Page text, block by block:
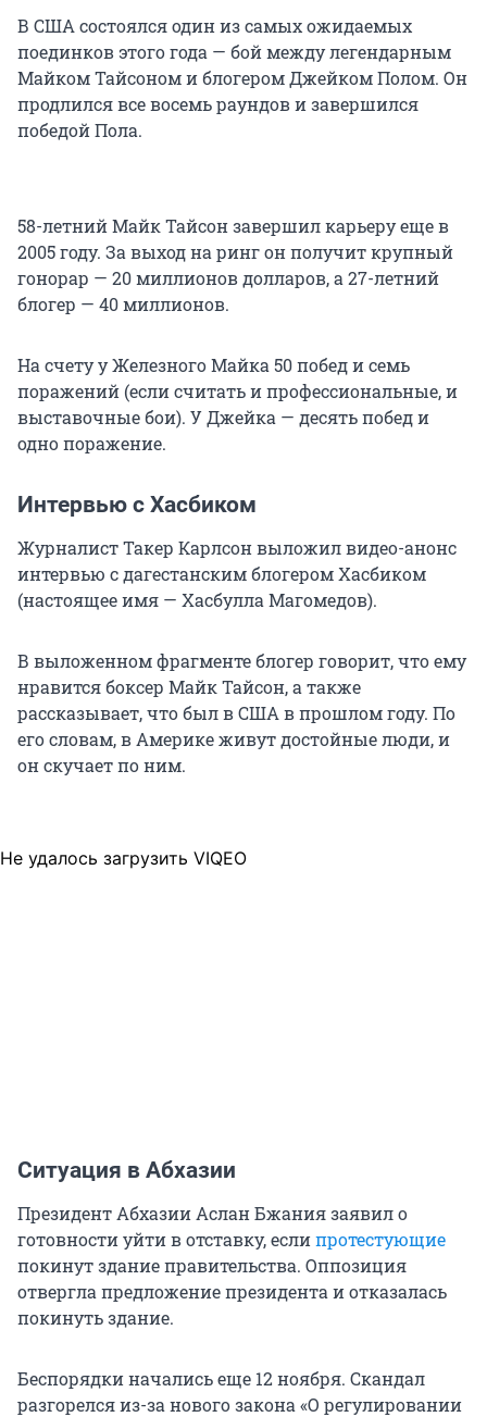
В США состоялся один из самых ожидаемых
поединков этого года — бой между легендарным
Майком Тайсоном и блогером Джейком Полом. Он
продлился все восемь раундов и завершился
победой Пола.
58-летний Майк Тайсон завершил карьеру еще в
2005 году. За выход на ринг он получит крупный
гонорар — 20 миллионов долларов, а 27-летний
блогер — 40 миллионов.
На счету у Железного Майка 50 побед и семь
поражений (если считать и профессиональные, и
выставочные бои). У Джейка — десять побед и
одно поражение.
Интервью с Хасбиком
Журналист Такер Карлсон выложил видео-анонс
интервью с дагестанским блогером Хасбиком
(настоящее имя — Хасбулла Магомедов).
В выложенном фрагменте блогер говорит, что ему
нравится боксер Майк Тайсон, а также
рассказывает, что был в США в прошлом году. По
его словам, в Америке живут достойные люди, и
он скучает по ним.
Не удалось загрузить VIQEO
Ситуация в Абхазии
Президент Абхазии Аслан Бжания заявил о
готовности уйти в отставку, еслипротестующие
покинут здание правительства. Оппозиция
отвергла предложение президента и отказалась
покинуть здание.
Беспорядки начались еще 12 ноября. Скандал
разгорелся из-за нового закона «О регулировании